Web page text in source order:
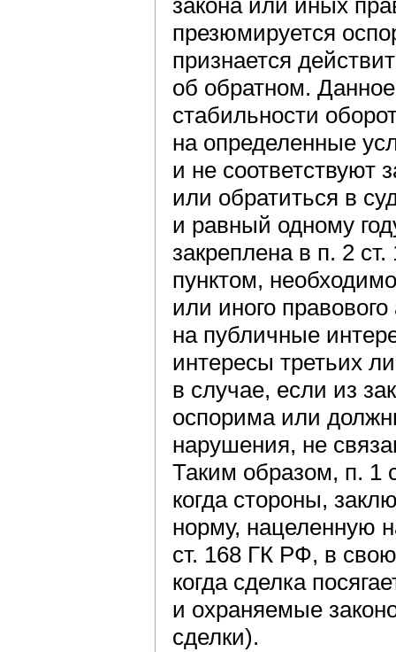
закона или иных
презюмируется
признается
об обратном.
стабильности
на определенные
и не соответствуют
или обратиться в
и равный одному
закреплена в п. 2
пунктом,
или иного
на публичные
интересы третьих
в случае, если из
оспорима или
нарушения, не
Таким образом, п. 1
когда стороны,
норму, нацеленную
ст. 168 ГК РФ, в
когда сделка
и охраняемые
сделки).